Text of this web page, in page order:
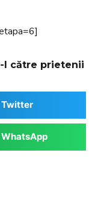
l către prietenii
Twitter
WhatsApp